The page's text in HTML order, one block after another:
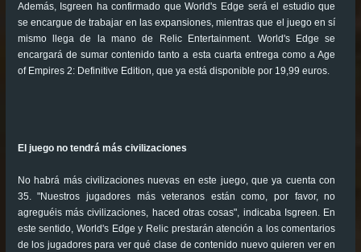
Además, Isgreen ha confirmado que World's Edge será el estudio que
se encargue de trabajar en las expansiones, mientras que el juego en sí
mismo llega de la mano de Relic Entertainment. World's Edge se
encargará de sumar contenido tanto a esta cuarta entrega como a Age
of Empires 2: Definitive Edition, que ya está disponible por 19,99 euros.
El juego no tendrá más civilizaciones
No habrá más civilizaciones nuevas en este juego, que ya cuenta con
35. "Nuestros jugadores más veteranos están como, por favor, no
agreguéis más civilizaciones, haced otras cosas", indicaba Isgreen. En
este sentido, World's Edge y Relic prestarán atención a los comentarios
de los jugadores para ver qué clase de contenido nuevo quieren ver en